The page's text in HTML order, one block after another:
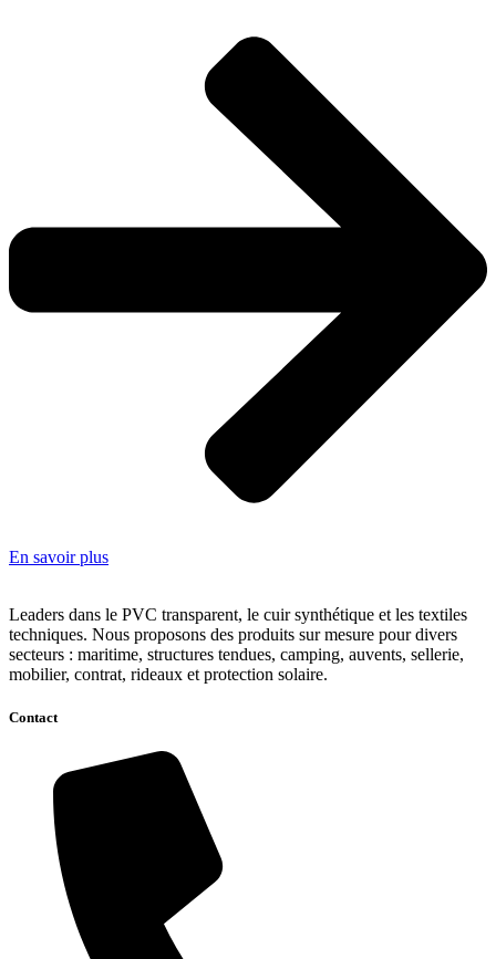
En savoir plus
Leaders dans le PVC transparent, le cuir synthétique et les textiles
techniques. Nous proposons des produits sur mesure pour divers
secteurs : maritime, structures tendues, camping, auvents, sellerie,
mobilier, contrat, rideaux et protection solaire.
Contact